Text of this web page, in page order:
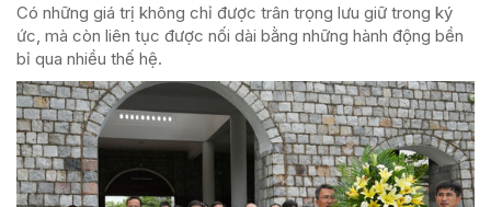
Có những giá trị không chỉ được trân trọng lưu giữ trong ký
ức, mà còn liên tục được nối dài bằng những hành động bền
bỉ qua nhiều thế hệ.